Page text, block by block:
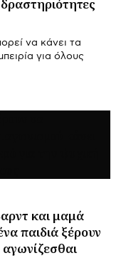
να κάνει τα
για όλους
και μαμά
παιδιά ξέρουν